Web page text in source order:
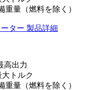
重量（燃料を除く）
ター 製品詳細
高出力
大トルク
重量（燃料を除く）